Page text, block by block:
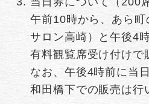
午前10時から、あら
サロン高崎）と午後4
有料観覧席受け付けで
なお、午後4時前に当
和田橋下での販売は行